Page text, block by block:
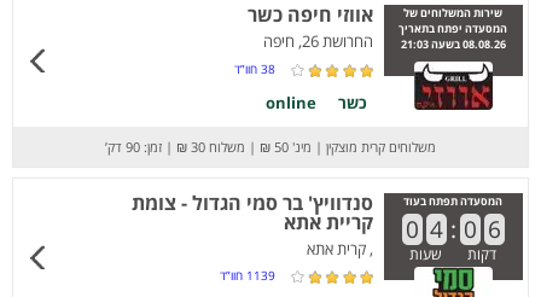
שירות המשלוחים של
המסעדה יפתח בתאריך
08.08.26 בשעה 21:03
אווזי חיפה כשר
החרושת 26, חיפה
38 חוו”ד
כשר online
משלוחים קרית מוצקין | מינ' 50 ₪ | משלוח 30 ₪ | זמן: 90 דק’
המסעדה תפתח בעוד
0 4 : 0 6
דקות שעות
סנדוויץ' בר סמי הגדול - צומת
קריית אתא
, קרית אתא
1139 חוו”ד